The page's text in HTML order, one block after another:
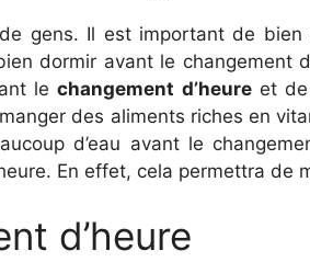
gens. Il est important de
dormir avant le changement
lechangement d’heureet de
des aliments riches en
d’eau avant le
En effet, cela permettra de
d’heure